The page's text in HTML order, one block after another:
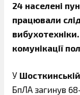
24 населені
працювали
комунікації
У
БпЛА загинув